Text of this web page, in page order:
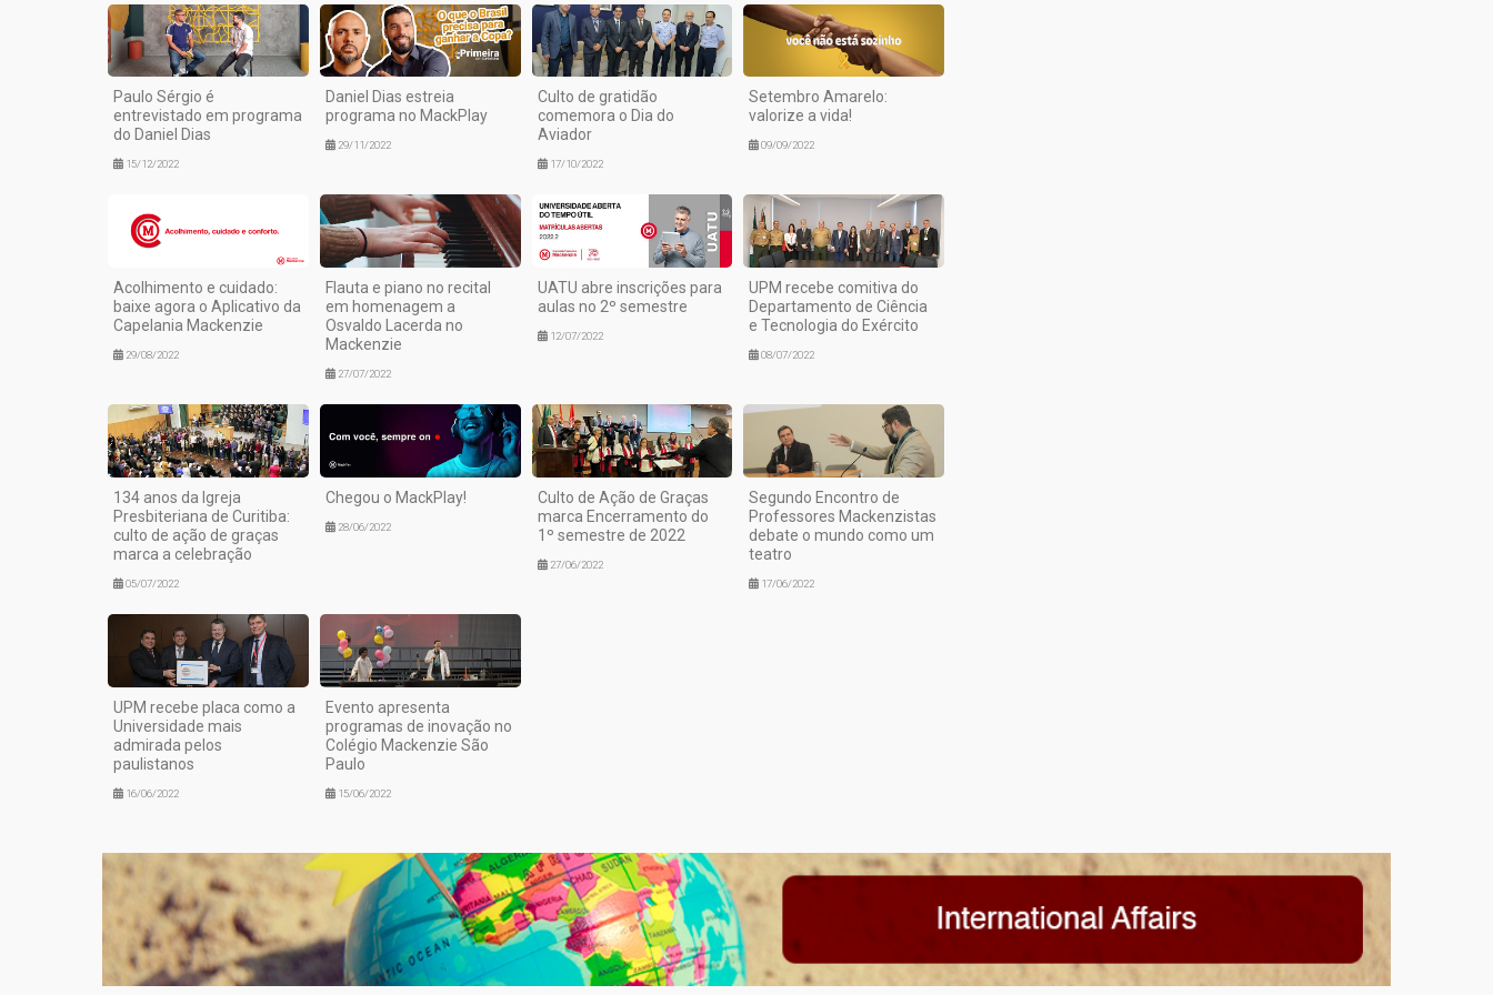
Paulo Sérgio é
entrevistado em programa
do Daniel Dias
15/12/2022
Daniel Dias estreia
programa no MackPlay
29/11/2022
Culto de gratidão
comemora o Dia do
Aviador
17/10/2022
Setembro Amarelo:
valorize a vida!
09/09/2022
Acolhimento e cuidado:
baixe agora o Aplicativo da
Capelania Mackenzie
29/08/2022
Flauta e piano no recital
em homenagem a
Osvaldo Lacerda no
Mackenzie
27/07/2022
UATU abre inscrições para
aulas no 2º semestre
12/07/2022
UPM recebe comitiva do
Departamento de Ciência
e Tecnologia do Exército
08/07/2022
134 anos da Igreja
Presbiteriana de Curitiba:
culto de ação de graças
marca a celebração
05/07/2022
Chegou o MackPlay!
28/06/2022
Culto de Ação de Graças
marca Encerramento do
1º semestre de 2022
27/06/2022
Segundo Encontro de
Professores Mackenzistas
debate o mundo como um
teatro
17/06/2022
UPM recebe placa como a
Universidade mais
admirada pelos
paulistanos
16/06/2022
Evento apresenta
programas de inovação no
Colégio Mackenzie São
Paulo
15/06/2022